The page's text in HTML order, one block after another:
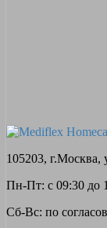
105203, г.Москва,
Пн-Пт: с 09:30 до
Сб-Вс: по